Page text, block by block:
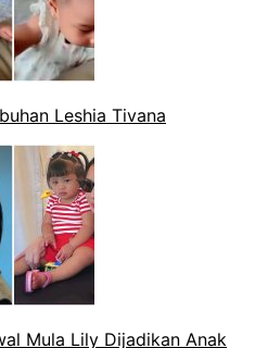
Leshia Tivana
Mula Lily Dijadikan Anak